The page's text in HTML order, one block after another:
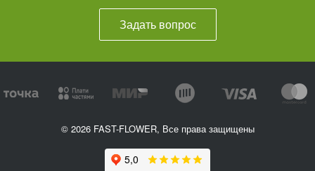
Задать вопрос
© 2026 FAST-FLOWER, Все права защищены